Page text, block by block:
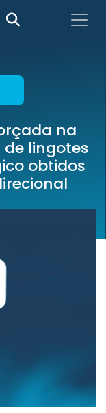
na
lingotes
obtidos